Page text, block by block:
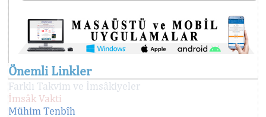
Önemli Linkler
Farklı Takvim ve İmsâkiyeler
İmsâk Vakti
Mühim Tenbîh